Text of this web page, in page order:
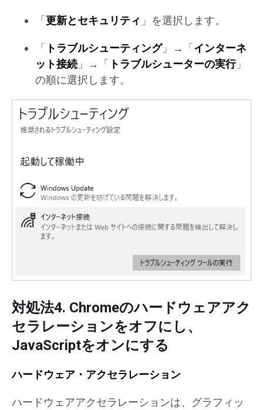
「 更新とセキュリティ 」を選択します。
「 トラブルシューティング」→「 インターネ
ット接続 」→「 トラブルシューターの実行」
の順に選択します。
対処法4. Chromeのハードウェアアク
セラレーションをオフにし、
JavaScriptをオンにする
ハードウェア・アクセラレーション
ハードウェアアクセラレーションは、グラフィッ